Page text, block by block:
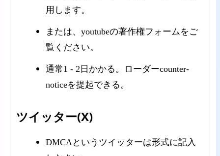
用します。
または、youtubeの著作権フォームをご
覧ください。
通常1 - 2日かかる。ローダーcounter-
noticeを提起できる。
ツイッター(X)
DMCAというツイッターは形式に記入